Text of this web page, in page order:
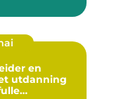
en
utdanning